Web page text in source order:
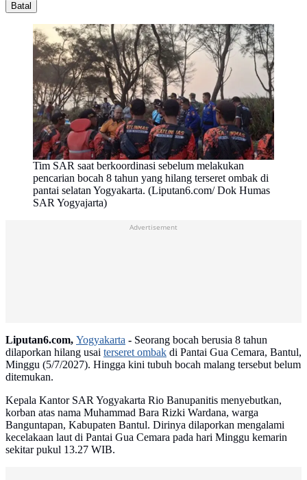
Batal
Tim SAR saat berkoordinasi sebelum melakukan
pencarian bocah 8 tahun yang hilang terseret ombak di
pantai selatan Yogyakarta. (Liputan6.com/ Dok Humas
SAR Yogyajarta)
Advertisement
Liputan6.com, Yogyakarta - Seorang bocah berusia 8 tahun
dilaporkan hilang usai terseret ombak di Pantai Gua Cemara, Bantul,
Minggu (5/7/2027). Hingga kini tubuh bocah malang tersebut belum
ditemukan.
Kepala Kantor SAR Yogyakarta Rio Banupanitis menyebutkan,
korban atas nama Muhammad Bara Rizki Wardana, warga
Banguntapan, Kabupaten Bantul. Dirinya dilaporkan mengalami
kecelakaan laut di Pantai Gua Cemara pada hari Minggu kemarin
sekitar pukul 13.27 WIB.